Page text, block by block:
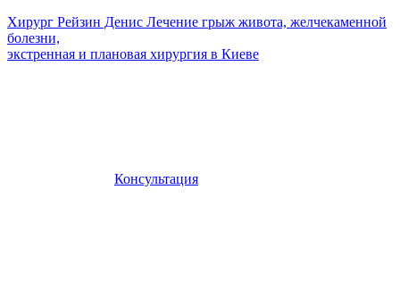
Хирург Рейзин Денис Лечение грыж живота, желчекаменной
болезни,
экстренная и плановая хирургия в Киеве
Консультация